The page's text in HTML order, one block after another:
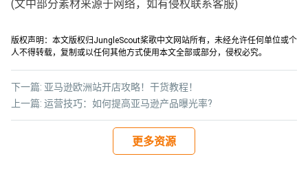
(文中部分素材来源于网络，如有侵权联系客服)
版权声明：本文版权归JungleScout桨歌中文网站所有，未经允许任何单位或个
人不得转载，复制或以任何其他方式使用本文全部或部分，侵权必究。
上一篇: 运营技巧：如何提高亚马逊产品曝光率?
下一篇: 亚马逊欧洲站开店攻略！干货教程！
更多资源